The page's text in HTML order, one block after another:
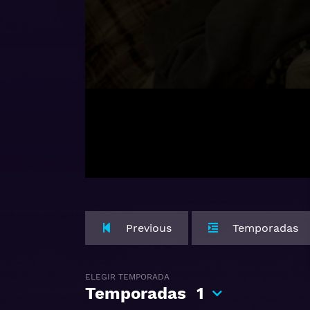
Previous Temporadas
ELEGIR TEMPORADA
Temporadas 1